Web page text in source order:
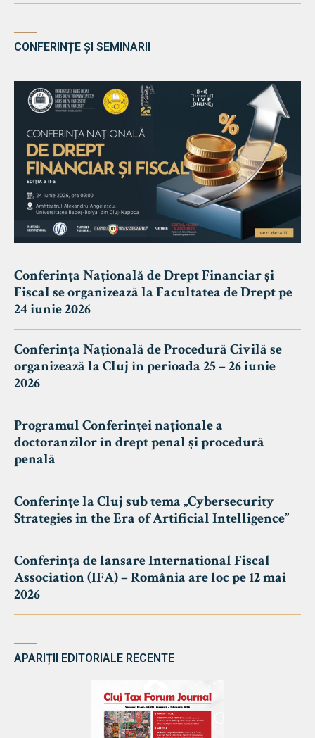
CONFERINȚE ȘI SEMINARII
Conferința Națională de Drept Financiar și
Fiscal se organizează la Facultatea de Drept pe
24 iunie 2026
Conferința Națională de Procedură Civilă se
organizează la Cluj în perioada 25 – 26 iunie
2026
Programul Conferinței naționale a
doctoranzilor în drept penal și procedură
penală
Conferințe la Cluj sub tema „Cybersecurity
Strategies in the Era of Artificial Intelligence”
Conferința de lansare International Fiscal
Association (IFA) – România are loc pe 12 mai
2026
APARIȚII EDITORIALE RECENTE